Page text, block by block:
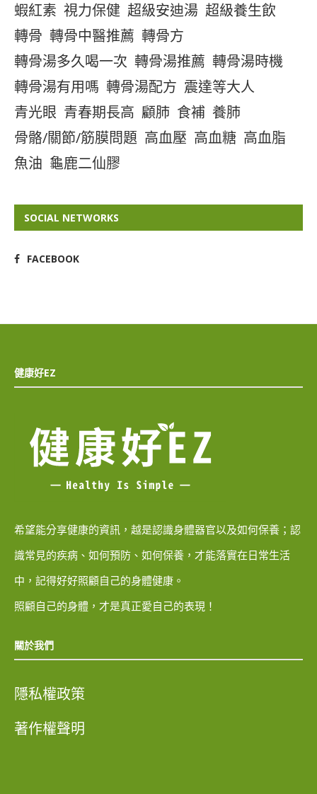
蝦紅素 視力保健 超級安迪湯 超級養生飲
轉骨 轉骨中醫推薦 轉骨方
轉骨湯多久喝一次 轉骨湯推薦 轉骨湯時機
轉骨湯有用嗎 轉骨湯配方 震達等大人
青光眼 青春期長高 顧肺 食補 養肺
骨骼/關節/筋膜問題 高血壓 高血糖 高血脂
魚油 龜鹿二仙膠
SOCIAL NETWORKS
FACEBOOK
健康好EZ
希望能分享健康的資訊，越是認識身體器官以及如何保養；認
識常見的疾病、如何預防、如何保養，才能落實在日常生活
中，記得好好照顧自己的身體健康。
照顧自己的身體，才是真正愛自己的表現！
關於我們
隱私權政策
著作權聲明